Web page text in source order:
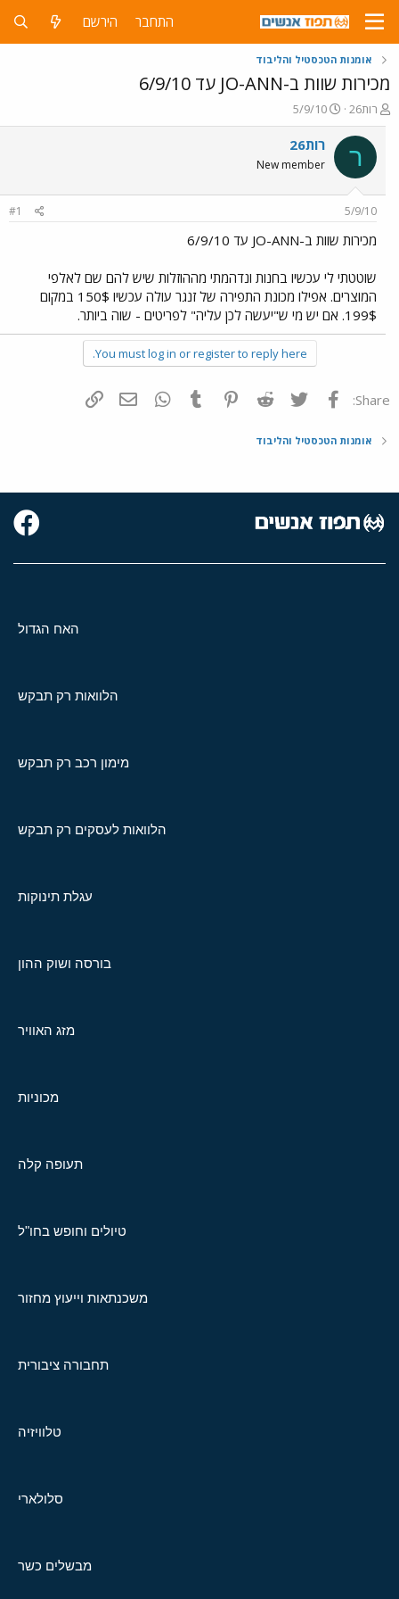
התחבר הירשם
אומנות הטכסטיל והליבוד
מכירות שוות ב-JO-ANN עד 6/9/10
פ
ו
ת
ח
ה
ו
ש
א
רות26
פ
ו
ר
ם
ר
ך
5/9/10
ר רות26
New member
5/9/10
#1
מכירות שוות ב-JO-ANN עד 6/9/10
שוטטתי לי עכשיו בחנות ונדהמתי מההוזלות שיש להם שם לאלפי
המוצרים. אפילו מכונת התפירה של זנגר עולה עכשיו 150$ במקום
199$. אם יש מי ש"יעשה לכן עליה" לפריטים - שוה ביותר.
You must log in or register to reply here.
Share: פייסבוק Twitter
Reddit
Pinterest
Tumblr
WhatsAppדואר אלקטרוני
אומנות הטכסטיל והליבוד
האח הגדול
הלוואות רק תבקש
מימון רכב רק תבקש
הלוואות לעסקים רק תבקש
עגלת תינוקות
בורסה ושוק ההון
מזג האוויר
מכוניות
תעופה קלה
טיולים וחופש בחו"ל
משכנתאות וייעוץ מחזור
תחבורה ציבורית
טלוויזיה
סלולארי
מבשלים כשר